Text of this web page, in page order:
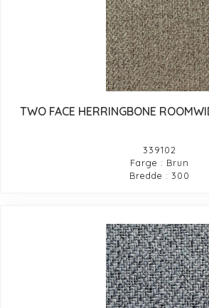
TWO FACE HERRINGBONE
339102
Farge : Brun
Bredde : 300